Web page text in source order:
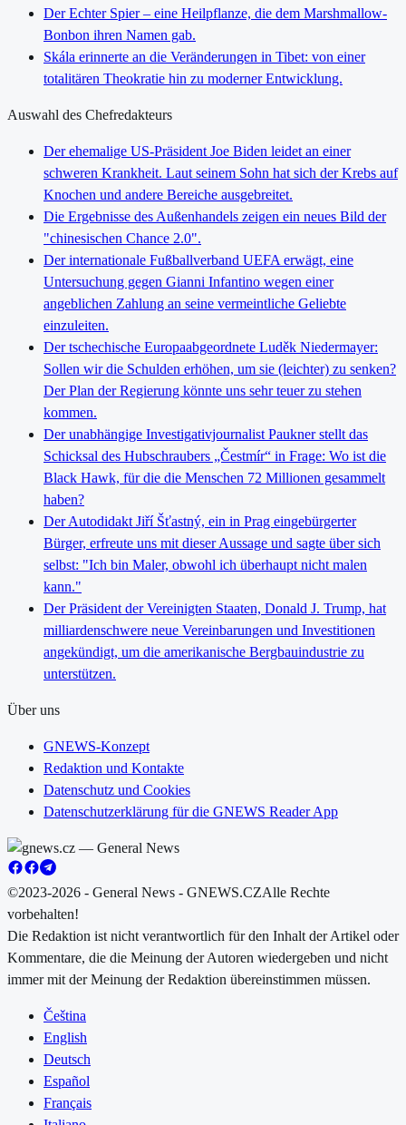
Der Echter Spier – eine Heilpflanze, die dem Marshmallow-
Bonbon ihren Namen gab.
Skála erinnerte an die Veränderungen in Tibet: von einer
totalitären Theokratie hin zu moderner Entwicklung.
Auswahl des Chefredakteurs
Der ehemalige US-Präsident Joe Biden leidet an einer
schweren Krankheit. Laut seinem Sohn hat sich der Krebs auf
Knochen und andere Bereiche ausgebreitet.
Die Ergebnisse des Außenhandels zeigen ein neues Bild der
"chinesischen Chance 2.0".
Der internationale Fußballverband UEFA erwägt, eine
Untersuchung gegen Gianni Infantino wegen einer
angeblichen Zahlung an seine vermeintliche Geliebte
einzuleiten.
Der tschechische Europaabgeordnete Luděk Niedermayer:
Sollen wir die Schulden erhöhen, um sie (leichter) zu senken?
Der Plan der Regierung könnte uns sehr teuer zu stehen
kommen.
Der unabhängige Investigativjournalist Paukner stellt das
Schicksal des Hubschraubers „Čestmír“ in Frage: Wo ist die
Black Hawk, für die die Menschen 72 Millionen gesammelt
haben?
Der Autodidakt Jiří Šťastný, ein in Prag eingebürgerter
Bürger, erfreute uns mit dieser Aussage und sagte über sich
selbst: "Ich bin Maler, obwohl ich überhaupt nicht malen
kann."
Der Präsident der Vereinigten Staaten, Donald J. Trump, hat
milliardenschwere neue Vereinbarungen und Investitionen
angekündigt, um die amerikanische Bergbauindustrie zu
unterstützen.
Über uns
GNEWS-Konzept
Redaktion und Kontakte
Datenschutz und Cookies
Datenschutzerklärung für die GNEWS Reader App
©2023-2026 - General News - GNEWS.CZAlle Rechte
vorbehalten!
Die Redaktion ist nicht verantwortlich für den Inhalt der Artikel oder
Kommentare, die die Meinung der Autoren wiedergeben und nicht
immer mit der Meinung der Redaktion übereinstimmen müssen.
Čeština
English
Deutsch
Español
Français